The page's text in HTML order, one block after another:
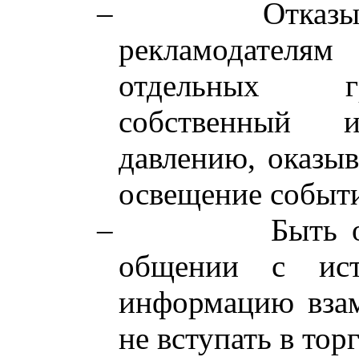
–
отдельных
собственный
давлению,
освещение
–
Быть
общении с
информацию
не вступать в